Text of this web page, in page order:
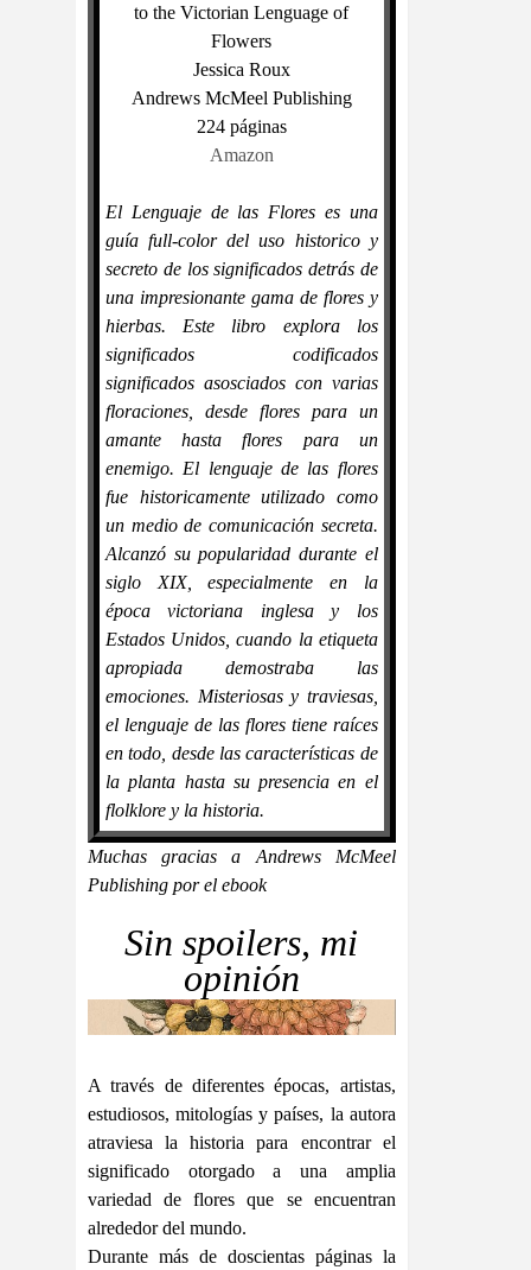
to the Victorian Lenguage of
Flowers
Jessica Roux
Andrews McMeel Publishing
224 páginas
Amazon
El Lenguaje de las Flores es una
guía full-color del uso historico y
secreto de los significados detrás de
una impresionante gama de flores y
hierbas. Este libro explora los
significados codificados
significados asosciados con varias
floraciones, desde flores para un
amante hasta flores para un
enemigo. El lenguaje de las flores
fue historicamente utilizado como
un medio de comunicación secreta.
Alcanzó su popularidad durante el
siglo XIX, especialmente en la
época victoriana inglesa y los
Estados Unidos, cuando la etiqueta
apropiada demostraba las
emociones. Misteriosas y traviesas,
el lenguaje de las flores tiene raíces
en todo, desde las características de
la planta hasta su presencia en el
flolklore y la historia.
Muchas gracias a Andrews McMeel
Publishing por el ebook
Sin spoilers, mi
opinión
A través de diferentes épocas, artistas,
estudiosos, mitologías y países, la autora
atraviesa la historia para encontrar el
significado otorgado a una amplia
variedad de flores que se encuentran
alrededor del mundo.
Durante más de doscientas páginas la